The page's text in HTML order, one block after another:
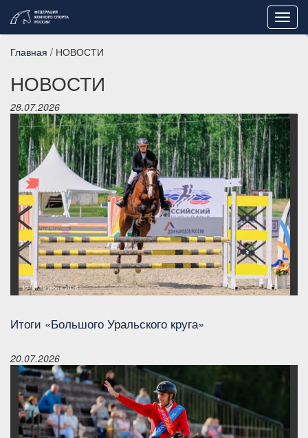
Главная / НОВОСТИ
НОВОСТИ
28.07.2026
Итоги «Большого Уральского круга»
20.07.2026